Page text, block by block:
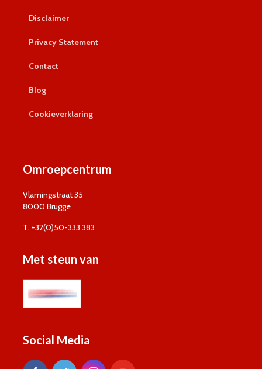
Disclaimer
Privacy Statement
Contact
Blog
Cookieverklaring
Omroepcentrum
Vlamingstraat 35
8000 Brugge
T. +32(0)50-333 383
Met steun van
Social Media